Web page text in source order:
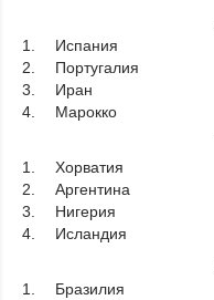
1.
Испания
2.
Португалия
3.
Иран
4.
Марокко
1.
Хорватия
2.
Аргентина
3.
Нигерия
4.
Исландия
1.
Бразилия